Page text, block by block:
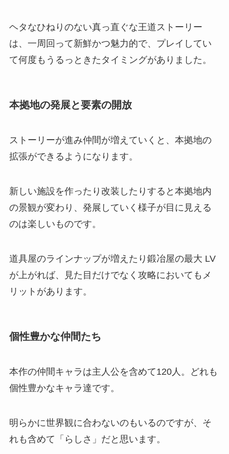
ヘタなひねりのない真っ直ぐな王道ストーリー
は、一周回って新鮮かつ魅力的で、プレイしてい
て何度もうるっときたタイミングがありました。
本拠地の発展と要素の開放
ストーリーが進み仲間が増えていくと、本拠地の
拡張ができるようになります。
新しい施設を作ったり改装したりすると本拠地内
の景観が変わり、発展していく様子が目に見える
のは楽しいものです。
道具屋のラインナップが増えたり鍛冶屋の最大 LV
が上がれば、見た目だけでなく攻略においてもメ
リットがあります。
個性豊かな仲間たち
本作の仲間キャラは主人公を含めて120人。どれも
個性豊かなキャラ達です。
明らかに世界観に合わないのもいるのですが、そ
れも含めて「らしさ」だと思います。